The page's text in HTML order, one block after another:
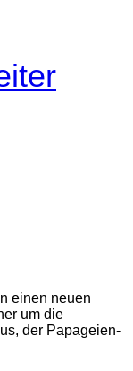
einen neuen
um die
der Papageien-